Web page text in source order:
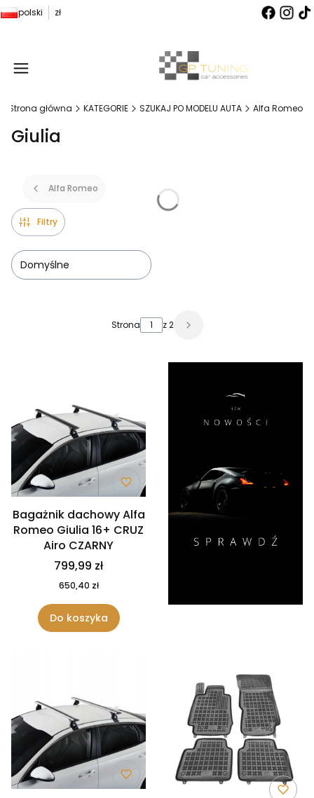
polski zł
Strona główna KATEGORIE SZUKAJ PO MODELU AUTA Alfa Romeo
Giulia
Alfa Romeo
Filtry
Domyślne
Strona z 2
Bagażnik dachowy Alfa
Romeo Giulia 16+ CRUZ
Airo CZARNY
799,99 zł
650,40 zł
Do koszyka